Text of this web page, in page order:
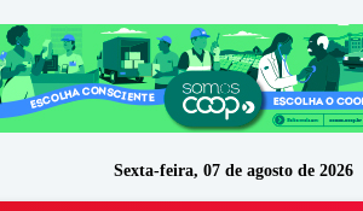
Sexta-feira, 07 de agosto de 2026